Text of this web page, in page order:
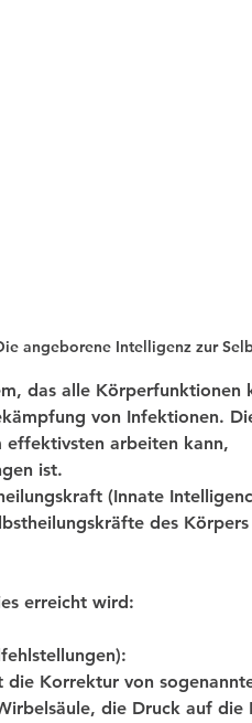
angeborene Intelligenz zur
das alle
von Infektionen.
effektivsten arbeiten kann,
ist.
(Innate
des
erreicht wird:
Korrektur von
die Druck auf die